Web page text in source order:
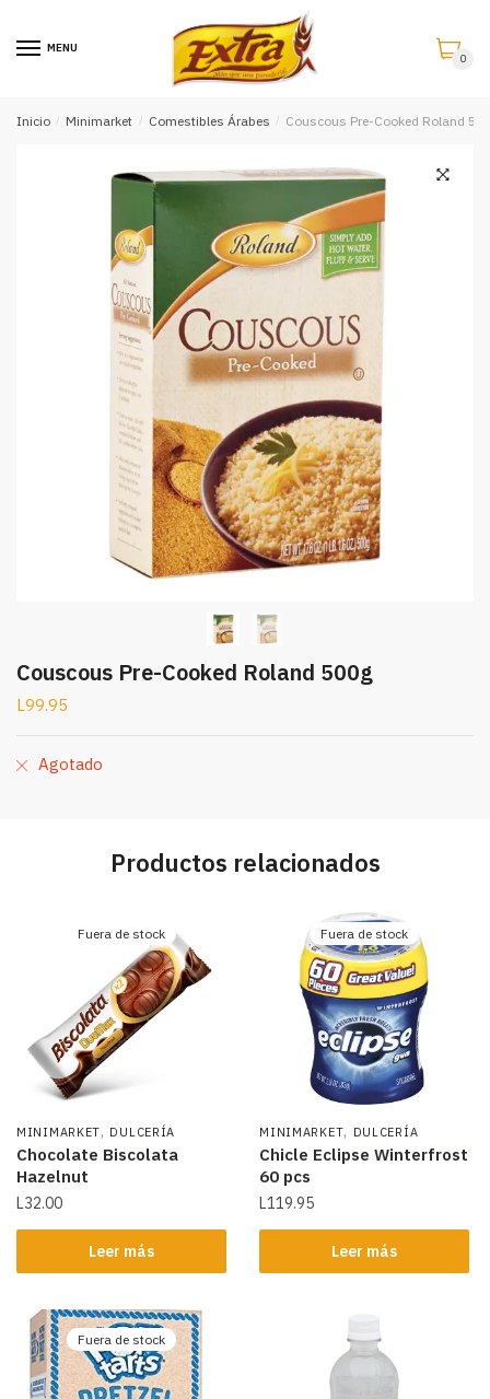
MENU
0
Inicio / Minimarket / Comestibles Árabes / Couscous Pre-Cooked Roland
Couscous Pre-Cooked Roland 500g
L99.95
Agotado
Productos relacionados
Fuera de stock
MINIMARKET, DULCERÍA
Chocolate Biscolata
Hazelnut
L32.00
Leer más
Fuera de stock
MINIMARKET, DULCERÍA
Chicle Eclipse Winterfrost
60 pcs
L119.95
Leer más
Fuera de stock